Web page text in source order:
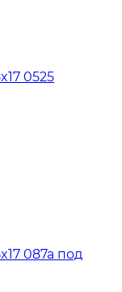
0525
087a под